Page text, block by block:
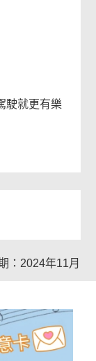
駛就更有樂
：2024年11月